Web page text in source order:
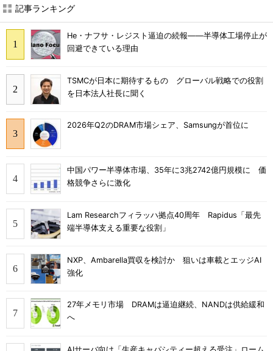
記事ランキング
He・ナフサ・レジスト逼迫の続報――半導体工場停止が
回避できている理由
TSMCが日本に期待するもの グローバル戦略での役割
を日本法人社長に聞く
2026年Q2のDRAM市場シェア、Samsungが首位に
中国パワー半導体市場、35年に3兆2742億円規模に 価
格競争さらに激化
Lam Researchフィラッハ拠点40周年 Rapidus「最先
端半導体支える重要な役割」
NXP、Ambarella買収を検討か 狙いは車載とエッジAI
強化
27年メモリ市場 DRAMは逼迫継続、NANDは供給緩和
へ